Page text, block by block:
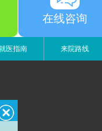
在线咨询
医指南 来院路线